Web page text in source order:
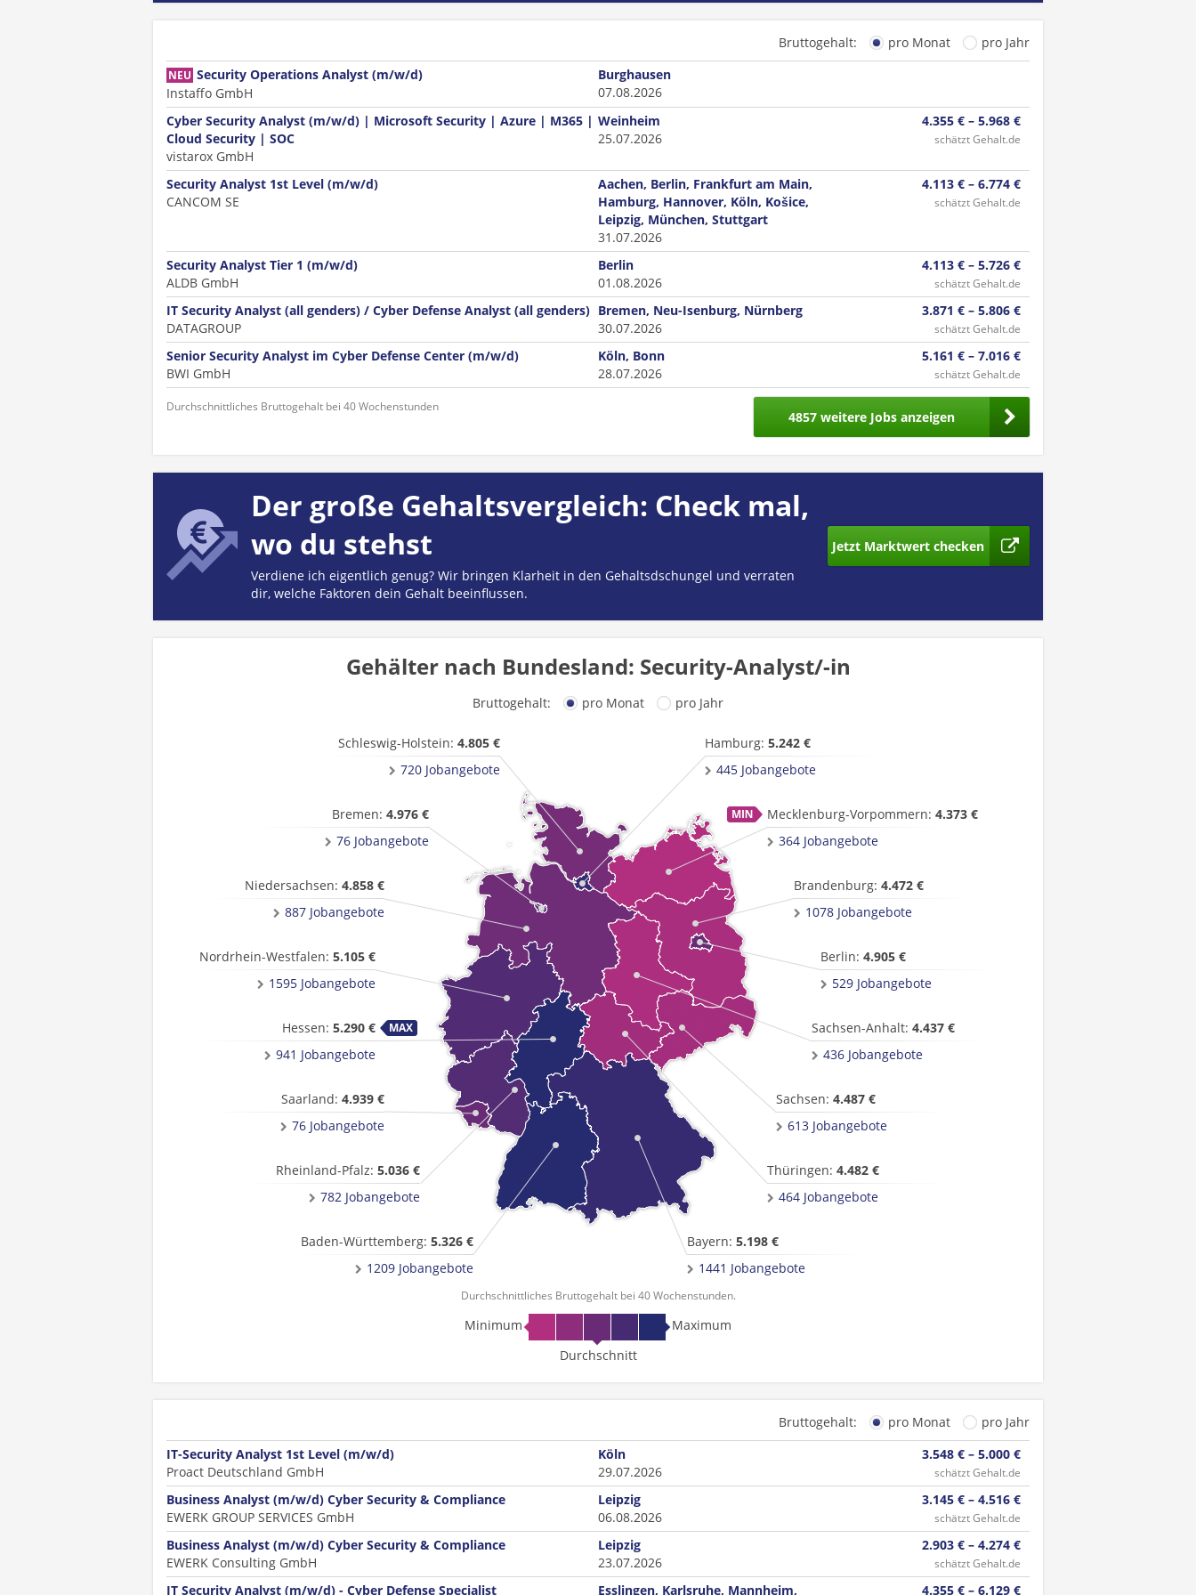
Bruttogehalt: pro Monat pro Jahr
NEU Security Operations Analyst (m/w/d)
Instaffo GmbH
Burghausen
07.08.2026
Cyber Security Analyst (m/w/d) | Microsoft Security | Azure | M365 |
Cloud Security | SOC
vistarox GmbH
Weinheim
25.07.2026
4.355 € – 5.968 €
schätzt Gehalt.de
Security Analyst 1st Level (m/w/d)
CANCOM SE
Aachen, Berlin, Frankfurt am Main,
Hamburg, Hannover, Köln, Košice,
Leipzig, München, Stuttgart
31.07.2026
4.113 € – 6.774 €
schätzt Gehalt.de
Security Analyst Tier 1 (m/w/d)
ALDB GmbH
Berlin
01.08.2026
4.113 € – 5.726 €
schätzt Gehalt.de
IT Security Analyst (all genders) / Cyber Defense Analyst (all genders)
DATAGROUP
Bremen, Neu-Isenburg, Nürnberg
30.07.2026
3.871 € – 5.806 €
schätzt Gehalt.de
Senior Security Analyst im Cyber Defense Center (m/w/d)
BWI GmbH
Köln, Bonn
28.07.2026
5.161 € – 7.016 €
schätzt Gehalt.de
Durchschnittliches Bruttogehalt bei 40 Wochenstunden
4857 weitere Jobs anzeigen
Der große Gehaltsvergleich: Check mal,
wo du stehst
Verdiene ich eigentlich genug? Wir bringen Klarheit in den Gehaltsdschungel und verraten
dir, welche Faktoren dein Gehalt beeinflussen.
Jetzt Marktwert checken
Gehälter nach Bundesland: Security-Analyst/-in
Bruttogehalt: pro Monat pro Jahr
Baden-Württemberg: 5.326 €
1209 Jobangebote
Bayern: 5.198 €
1441 Jobangebote
Berlin: 4.905 €
529 Jobangebote
Brandenburg: 4.472 €
1078 Jobangebote
Bremen: 4.976 €
76 Jobangebote
Hamburg: 5.242 €
445 Jobangebote
Hessen: 5.290 €
941 Jobangebote
Mecklenburg-Vorpommern: 4.373 €
364 Jobangebote
Niedersachsen: 4.858 €
887 Jobangebote
Nordrhein-Westfalen: 5.105 €
1595 Jobangebote
Rheinland-Pfalz: 5.036 €
782 Jobangebote
Saarland: 4.939 €
76 Jobangebote
Sachsen: 4.487 €
613 Jobangebote
Sachsen-Anhalt: 4.437 €
436 Jobangebote
Schleswig-Holstein: 4.805 €
720 Jobangebote
Thüringen: 4.482 €
464 Jobangebote
Durchschnittliches Bruttogehalt bei 40 Wochenstunden.
Minimum
Maximum
Durchschnitt
Bruttogehalt: pro Monat
pro Jahr
IT-Security Analyst 1st Level (m/w/d)
Proact Deutschland GmbH
Köln
29.07.2026
3.548 € – 5.000 €
schätzt Gehalt.de
Business Analyst (m/w/d) Cyber Security & Compliance
EWERK GROUP SERVICES GmbH
Leipzig
06.08.2026
3.145 € – 4.516 €
schätzt Gehalt.de
Business Analyst (m/w/d) Cyber Security & Compliance
EWERK Consulting GmbH
Leipzig
23.07.2026
2.903 € – 4.274 €
schätzt Gehalt.de
IT Security Analyst (m/w/d) - Cyber Defense Specialist Esslingen, Karlsruhe, Mannheim, 4.355 € – 6.129 €